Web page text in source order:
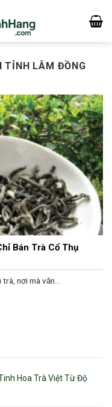
TỈNH LÂM ĐỒNG
Bán Trà Cổ Thụ
nơi mà văn...
Hoa Trà Việt Từ Độ